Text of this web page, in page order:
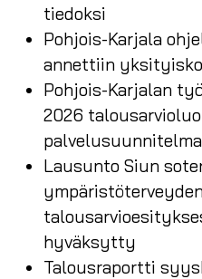
tiedoksi
Pohjois-Karjala
annettiin
Pohjois-Karjalan
2026
Lausunto Siun
hyväksytty
Talousraportti